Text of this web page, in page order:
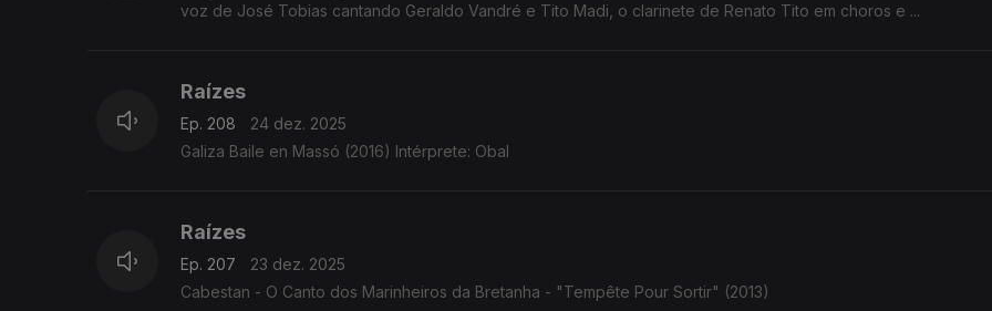
voz de José Tobias cantando Geraldo Vandré e Tito Madi, o clarinete de Renato Tito em choros e ...
Raízes
Ep. 208
24 dez. 2025
Galiza Baile en Massó (2016) Intérprete: Obal
Raízes
Ep. 207
23 dez. 2025
Cabestan - O Canto dos Marinheiros da Bretanha - "Tempête Pour Sortir" (2013)